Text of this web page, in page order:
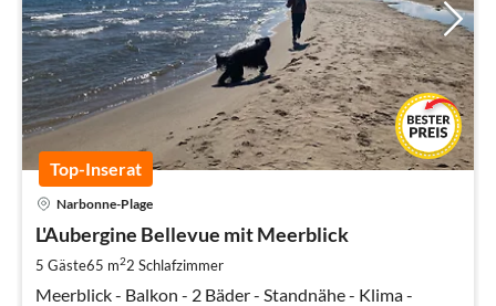
Top-Inserat
Narbonne-Plage
L'Aubergine Bellevue mit Meerblick
5 Gäste65 m22 Schlafzimmer
Meerblick - Balkon - 2 Bäder - Standnähe - Klima -